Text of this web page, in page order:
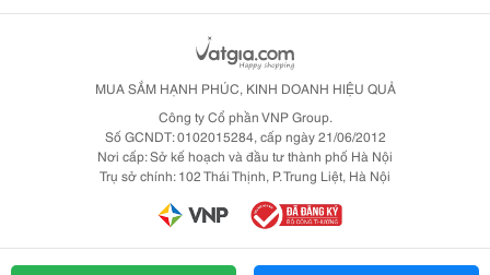
MUA SẮM HẠNH PHÚC, KINH DOANH HIỆU QUẢ
Công ty Cổ phần VNP Group.
Số GCNDT: 0102015284, cấp ngày 21/06/2012
Nơi cấp: Sở kế hoạch và đầu tư thành phố Hà Nội
Trụ sở chính: 102 Thái Thịnh, P. Trung Liệt, Hà Nội